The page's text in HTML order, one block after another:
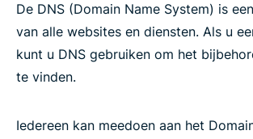
De DNS (Domain Name System) is
van alle websites en diensten. Als u
kunt u DNS gebruiken om het
te vinden.
Iedereen kan meedoen aan het